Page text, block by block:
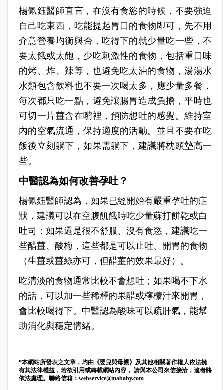
楊佩鈺醫師直言，在沒有食慾的時候，不要強迫
自己吃東西，吃能提起胃口的食物即可，先不用
介意營養均衡與否，吃得下的就少量吃一些，不
要太餓或太飽，少吃刺激性的食物，包括重口味
的烤、炸、辣等，也避免吃太油的食物，湯湯水
水類包含飲料也不要一次喝太多，應少量多餐，
每次都只吃一點，避免讓腸胃造成負擔，平時也
可切一片薑含在嘴裡，預防想吐的感覺。維持室
內的空氣流通，保持適度的活動。並且不要在吃
飯後立刻躺下，如果需躺下，建議將枕頭墊高一
些。
中醫認為如何改善孕吐？
楊佩鈺醫師認為，如果已經開始有嚴重孕吐的症
狀，建議可以在空腹飢餓時吃少量蘇打餅乾或白
吐司；如果還是很不舒服、沒有食慾，建議吃一
些醋薑、酸梅，這些都是可以止吐、開胃的食物
（生薑或薑絲亦可，但醋薑的效果最好）。
吃清淡的食物通常比較不會想吐；如果喝不下水
的話，可以加一些稀釋的果醋或檸檬汁來開胃，
會比較喝得下。中醫認為酸味可以疏肝氣，能幫
助消化與穩定情緒。
*本網站所發表之文章，均由《嬰兒與母親》及其他相關著作權人依法擁
有其法律權益，若欲引用或轉載網站內容， 請與本公司來信接洽，違者將
依法處理。聯絡信箱： webservice@mababy.com